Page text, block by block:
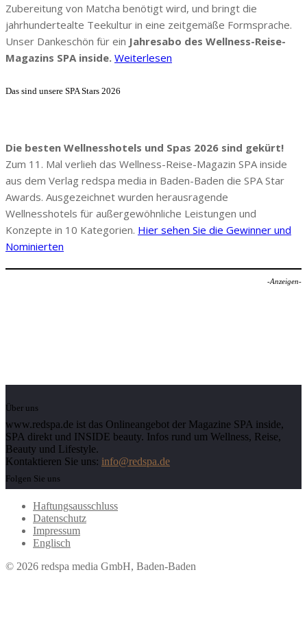
Zubereitung von Matcha benötigt wird, und bringt die
jahrhundertealte Teekultur in eine zeitgemäße Formsprache.
Unser Dankeschön für ein Jahresabo des Wellness-Reise-
Magazins SPA inside. Weiterlesen
Das sind unsere SPA Stars 2026
Die besten Wellnesshotels und Spas 2026 sind gekürt!
Zum 11. Mal verlieh das Wellness-Reise-Magazin SPA inside
aus dem Verlag redspa media in Baden-Baden die SPA Star
Awards. Ausgezeichnet wurden herausragende
Wellnesshotels für außergewöhnliche Leistungen und
Konzepte in 10 Kategorien. Hier sehen Sie die Gewinner und
Nominierten
-Anzeigen-
Über uns
www.redspa.de ist das Onlineangebot der Magazine SPA inside,
SPA direkt und INSIDE beauty. Infos rund um Wellness, Reise,
Beauty und Lifestyle.
Kontaktieren Sie uns: info@redspa.de
Folgen Sie uns
Haftungsausschluss
Datenschutz
Impressum
Englisch
© 2026 redspa media GmbH, Baden-Baden